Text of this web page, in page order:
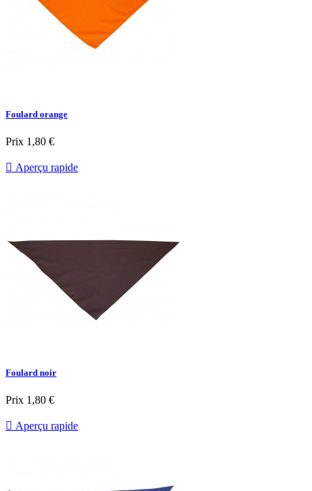
Foulard orange
Prix 1,80 €
 Aperçu rapide
Foulard noir
Prix 1,80 €
 Aperçu rapide